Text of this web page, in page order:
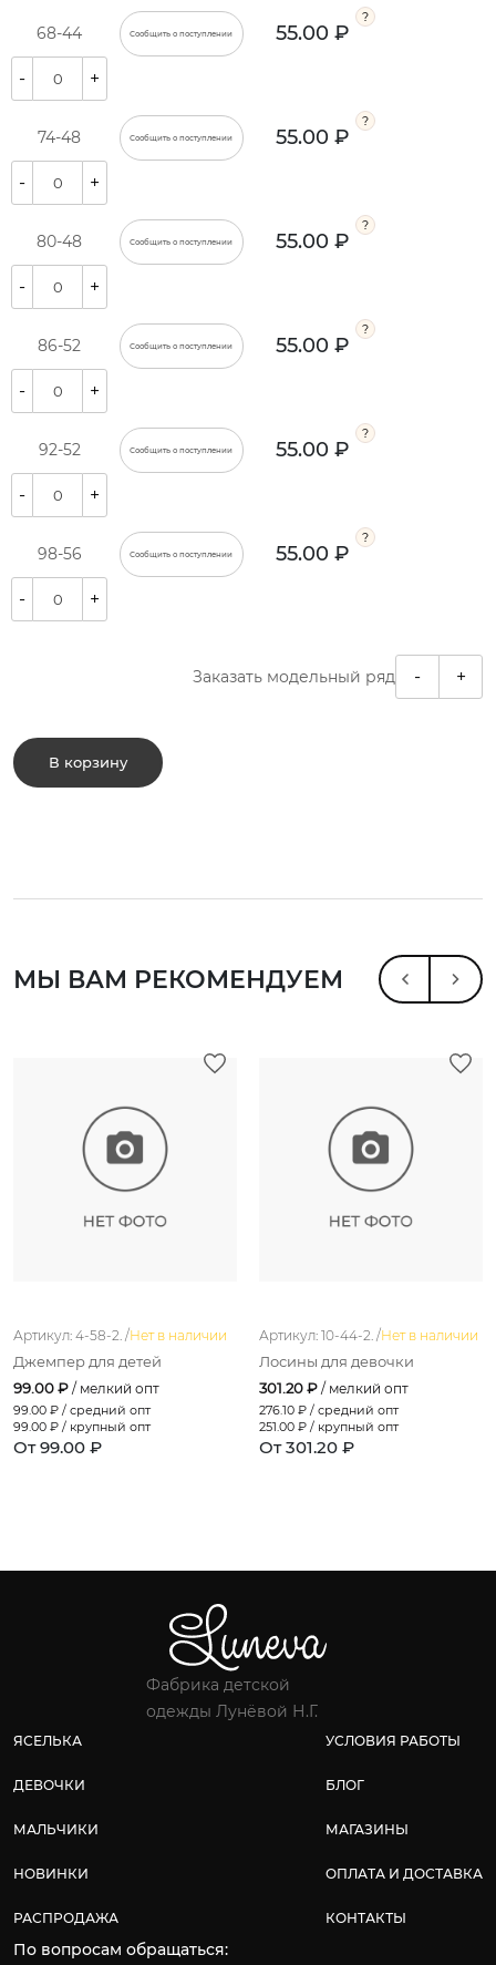
68-44 Сообщить о поступлении 55.00 ₽
- +
74-48 Сообщить о поступлении 55.00 ₽
- +
80-48 Сообщить о поступлении 55.00 ₽
- +
86-52 Сообщить о поступлении 55.00 ₽
- +
92-52 Сообщить о поступлении 55.00 ₽
- +
98-56 Сообщить о поступлении 55.00 ₽
- +
Заказать модельный ряд - +
В корзину
МЫ ВАМ РЕКОМЕНДУЕМ
Артикул: 4-58-2. /Нет в наличии
Джемпер для детей
99.00 ₽ / мелкий опт
99.00 ₽ / средний опт
99.00 ₽ / крупный опт
От 99.00 ₽
Артикул: 10-44-2. /Нет в наличии
Лосины для девочки
301.20 ₽ / мелкий опт
276.10 ₽ / средний опт
251.00 ₽ / крупный опт
От 301.20 ₽
Фабрика детской
одежды Лунёвой Н.Г.
ЯСЕЛЬКА
ДЕВОЧКИ
МАЛЬЧИКИ
НОВИНКИ
РАСПРОДАЖА
УСЛОВИЯ РАБОТЫ
БЛОГ
МАГАЗИНЫ
ОПЛАТА И ДОСТАВКА
КОНТАКТЫ
По вопросам обращаться: